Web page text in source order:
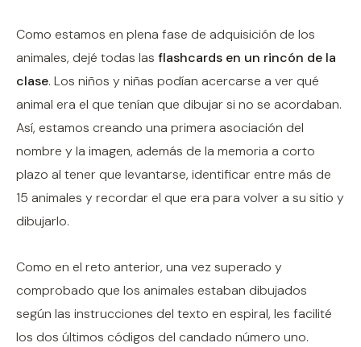
Como estamos en plena fase de adquisición de los
animales, dejé todas las flashcards en un rincón de la
clase. Los niños y niñas podían acercarse a ver qué
animal era el que tenían que dibujar si no se acordaban.
Así, estamos creando una primera asociación del
nombre y la imagen, además de la memoria a corto
plazo al tener que levantarse, identificar entre más de
15 animales y recordar el que era para volver a su sitio y
dibujarlo.
Como en el reto anterior, una vez superado y
comprobado que los animales estaban dibujados
según las instrucciones del texto en espiral, les facilité
los dos últimos códigos del candado número uno.